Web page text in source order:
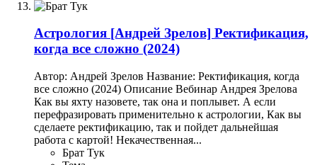
Астрология [Андрей Зрелов] Ректификация,
когда все сложно (2024)
Автор: Андрей Зрелов Название: Ректификация, когда
все сложно (2024) Описание Вебинар Андрея Зрелова
Как вы яхту назовете, так она и поплывет. А если
перефразировать применительно к астрологии, Как вы
сделаете ректификацию, так и пойдет дальнейшая
работа с картой! Некачественная...
Брат Тук